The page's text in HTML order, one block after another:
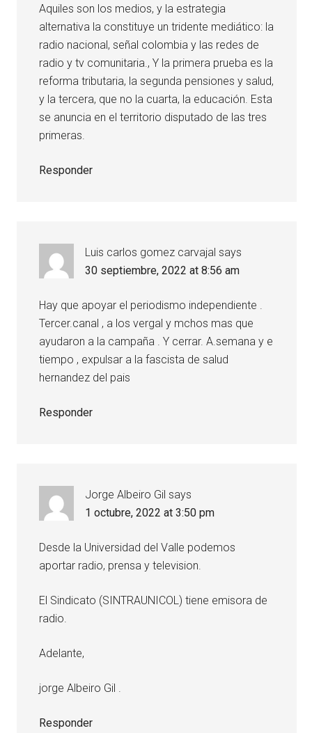
Aquiles son los medios, y la estrategia
alternativa la constituye un tridente mediático: la
radio nacional, señal colombia y las redes de
radio y tv comunitaria., Y la primera prueba es la
reforma tributaria, la segunda pensiones y salud,
y la tercera, que no la cuarta, la educación. Esta
se anuncia en el territorio disputado de las tres
primeras.
Responder
Luis carlos gomez carvajal says
30 septiembre, 2022 at 8:56 am
Hay que apoyar el periodismo independiente .
Tercer.canal , a los vergal y mchos mas que
ayudaron a la campaña . Y cerrar. A.semana y e
tiempo , expulsar a la fascista de salud
hernandez del pais
Responder
Jorge Albeiro Gil says
1 octubre, 2022 at 3:50 pm
Desde la Universidad del Valle podemos
aportar radio, prensa y television.
El Sindicato (SINTRAUNICOL) tiene emisora de
radio.
Adelante,
jorge Albeiro Gil .
Responder